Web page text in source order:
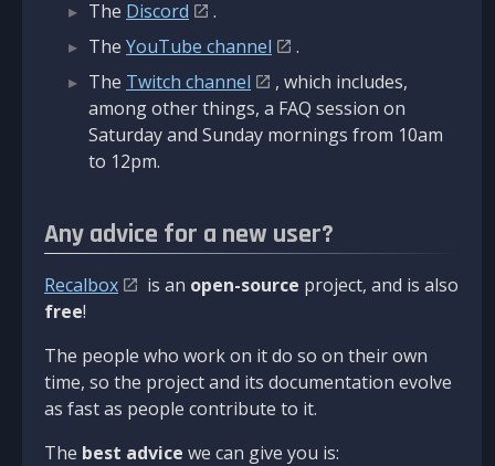
The Discord
.
The YouTube channel
.
The Twitch channel
, which includes,
among other things, a FAQ session on
Saturday and Sunday mornings from 10am
to 12pm.
Any advice for a new user?
Recalbox is an open-source project, and is also
free!
The people who work on it do so on their own
time, so the project and its documentation evolve
as fast as people contribute to it.
The best advice we can give you is: